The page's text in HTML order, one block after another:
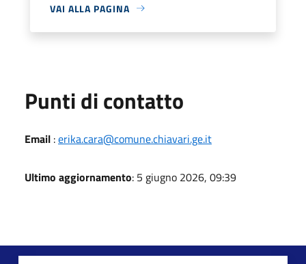
VAI ALLA PAGINA
Punti di contatto
Email :erika.cara@comune.chiavari.ge.it
Ultimo aggiornamento: 5 giugno 2026, 09:39